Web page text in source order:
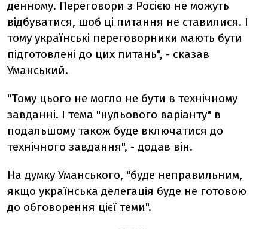
денному. Переговори з Росією не можуть
відбуватися, щоб ці питання не ставилися. І
тому українські переговорники мають бути
підготовлені до цих питань", - сказав
Уманський.
"Тому цього не могло не бути в технічному
завданні. І тема "нульового варіанту" в
подальшому також буде включатися до
технічного завдання", - додав він.
На думку Уманського, "буде неправильним,
якщо українська делегація буде не готовою
до обговорення цієї теми".